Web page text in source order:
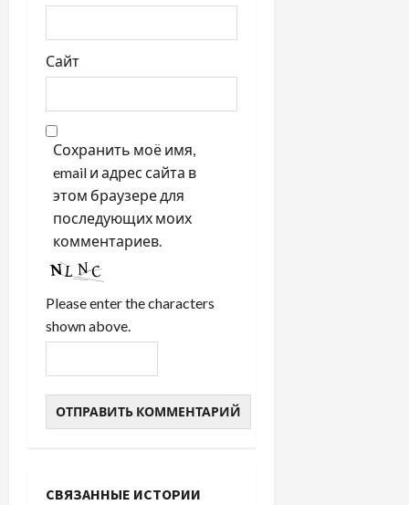
Сайт
Сохранить моё имя,
email и адрес сайта в
этом браузере для
последующих моих
комментариев.
Please enter the characters
shown above.
СВЯЗАННЫЕ ИСТОРИИ